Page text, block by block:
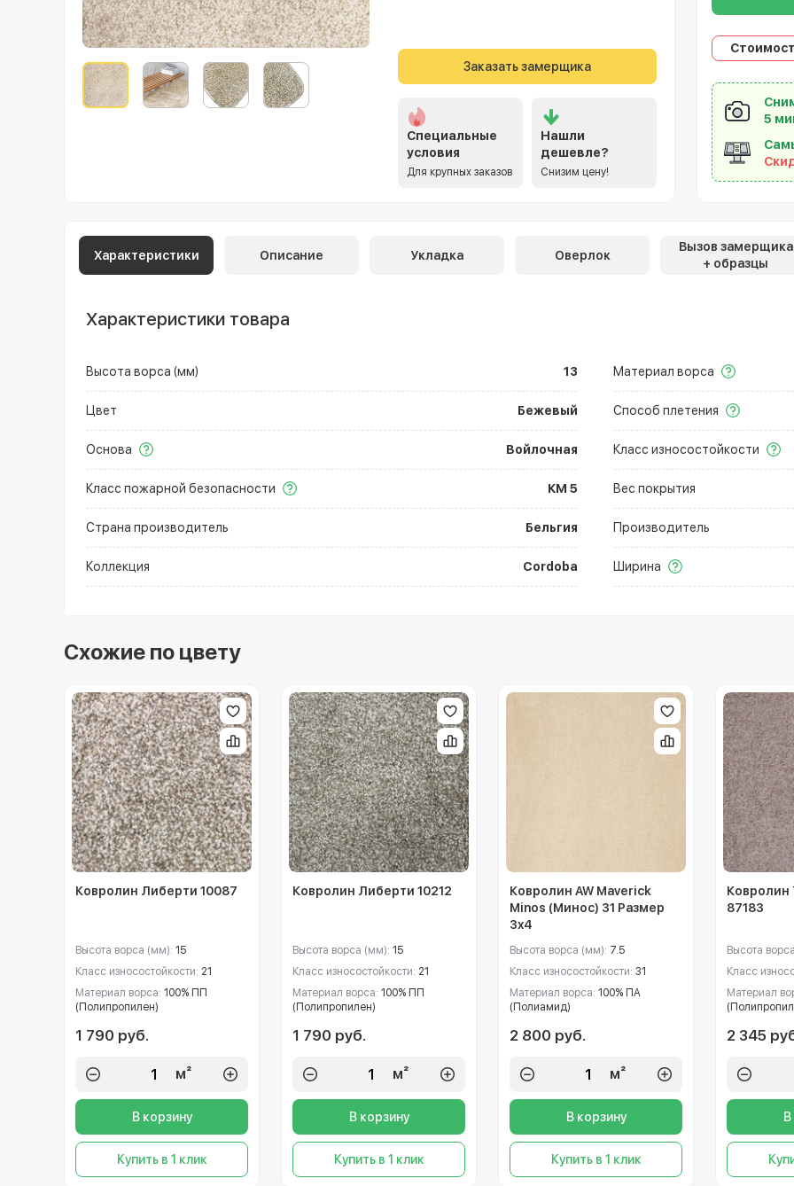
Заказать замерщика
Специальные
условия
Для крупных заказов
Нашли
дешевле?
Снизим цену!
5
Характеристики Описание Укладка Оверлок
Вызов замерщика
+ образцы
Характеристики товара
Высота ворса (мм) 13 Материал ворса
Цвет Бежевый Способ плетения
Основа Войлочная Класс износостойкости
Класс пожарной безопасности КМ 5 Вес покрытия
Страна производитель Бельгия Производитель
Коллекция Cordoba Ширина
Схожие по цвету
Ковролин Либерти 10087
Высота ворса (мм): 15
Класс износостойкости: 21
Материал ворса: 100% ПП
(Полипропилен)
1 790 руб.
м²
В корзину
Купить в 1 клик
Ковролин Либерти 10212
Высота ворса (мм): 15
Класс износостойкости: 21
Материал ворса: 100% ПП
(Полипропилен)
1 790 руб.
м²
В корзину
Купить в 1 клик
Ковролин AW Maverick
Minos (Минос) 31 Размер
3х4
Высота ворса (мм): 7.5
Класс износостойкости: 31
Материал ворса: 100% ПА
(Полиамид)
2 800 руб.
м²
В корзину
Купить в 1 клик
Ковролин
87183
Высота
Класс
Материал
2 345